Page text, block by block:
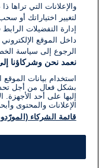
والإعلانات التي
لتغيير اختياراتك أو
إدارة التفضيلات
داخل الموقع
الرجوع إلى سياسة
نعمد نحن وشركاؤنا
استخدام بيانات
بشكل فعال من أجل
إليها على أحد
الإعلانات والمحتوى
قائمة الشركاء